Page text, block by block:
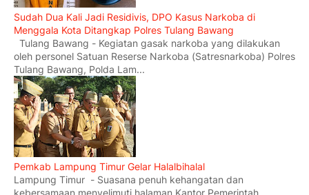
Sudah Dua Kali Jadi Residivis, DPO Kasus Narkoba di
Menggala Kota Ditangkap Polres Tulang Bawang
Tulang Bawang - Kegiatan gasak narkoba yang dilakukan
oleh personel Satuan Reserse Narkoba (Satresnarkoba) Polres
Tulang Bawang, Polda Lam...
Pemkab Lampung Timur Gelar Halalbihalal
Lampung Timur - Suasana penuh kehangatan dan